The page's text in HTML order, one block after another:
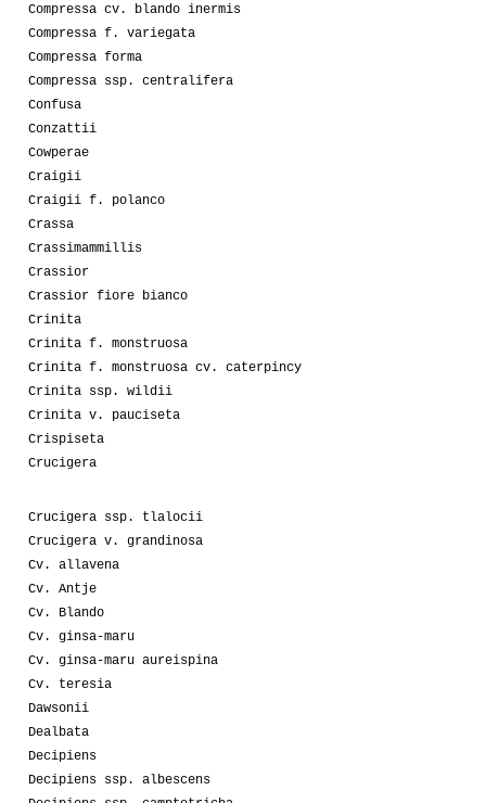
Compressa cv. blando inermis
Compressa f. variegata
Compressa forma
Compressa ssp. centralifera
Confusa
Conzattii
Cowperae
Craigii
Craigii f. polanco
Crassa
Crassimammillis
Crassior
Crassior fiore bianco
Crinita
Crinita f. monstruosa
Crinita f. monstruosa cv. caterpincy
Crinita ssp. wildii
Crinita v. pauciseta
Crispiseta
Crucigera
Crucigera ssp. tlalocii
Crucigera v. grandinosa
Cv. allavena
Cv. Antje
Cv. Blando
Cv. ginsa-maru
Cv. ginsa-maru aureispina
Cv. teresia
Dawsonii
Dealbata
Decipiens
Decipiens ssp. albescens